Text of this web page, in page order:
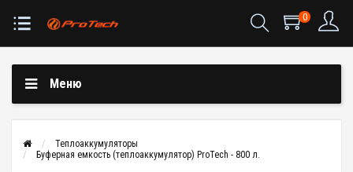
0
Меню
Теплоаккумуляторы
Буферная емкость (теплоаккумулятор) ProTech - 800 л.